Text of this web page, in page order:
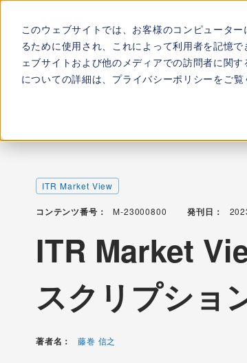
このウェブサイトでは、お客様のコンピュータ
るために使用され、これによって利用者を記憶
ェブサイトおよび他のメディアでの訪問者に関
についての詳細は、 プライバシーポリシーをご覧
ITR
TOP レポート・ライブラリ ITR Market View
ITR Market View
コンテンツ番号： M-23000800 発刊日：
ITR Market
スクリプショ
著者名： 藤巻 信之